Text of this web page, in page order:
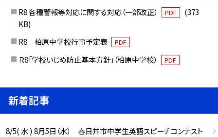
R8 各種警報等対応に関する対応（一部改正） PDF
(373
KB)
R8 柏原中学校行事予定表
PDF
Ｒ8「学校いじめ防止基本方針」（柏原中学校） PDF
新着記事
8/5( 水 ) 8月5日（水） 春日井市中学生英語スピーチコンテスト